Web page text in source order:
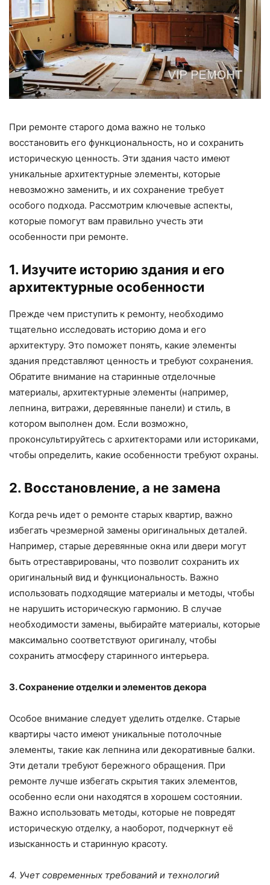
При ремонте старого дома важно не только
восстановить его функциональность, но и сохранить
историческую ценность. Эти здания часто имеют
уникальные архитектурные элементы, которые
невозможно заменить, и их сохранение требует
особого подхода. Рассмотрим ключевые аспекты,
которые помогут вам правильно учесть эти
особенности при ремонте.
1. Изучите историю здания и его
архитектурные особенности
Прежде чем приступить к ремонту, необходимо
тщательно исследовать историю дома и его
архитектуру. Это поможет понять, какие элементы
здания представляют ценность и требуют сохранения.
Обратите внимание на старинные отделочные
материалы, архитектурные элементы (например,
лепнина, витражи, деревянные панели) и стиль, в
котором выполнен дом. Если возможно,
проконсультируйтесь с архитекторами или историками,
чтобы определить, какие особенности требуют охраны.
2. Восстановление, а не замена
Когда речь идет о ремонте старых квартир, важно
избегать чрезмерной замены оригинальных деталей.
Например, старые деревянные окна или двери могут
быть отреставрированы, что позволит сохранить их
оригинальный вид и функциональность. Важно
использовать подходящие материалы и методы, чтобы
не нарушить историческую гармонию. В случае
необходимости замены, выбирайте материалы, которые
максимально соответствуют оригиналу, чтобы
сохранить атмосферу старинного интерьера.
3. Сохранение отделки и элементов декора
Особое внимание следует уделить отделке. Старые
квартиры часто имеют уникальные потолочные
элементы, такие как лепнина или декоративные балки.
Эти детали требуют бережного обращения. При
ремонте лучше избегать скрытия таких элементов,
особенно если они находятся в хорошем состоянии.
Важно использовать методы, которые не повредят
историческую отделку, а наоборот, подчеркнут её
изысканность и старинную красоту.
4. Учет современных требований и технологий